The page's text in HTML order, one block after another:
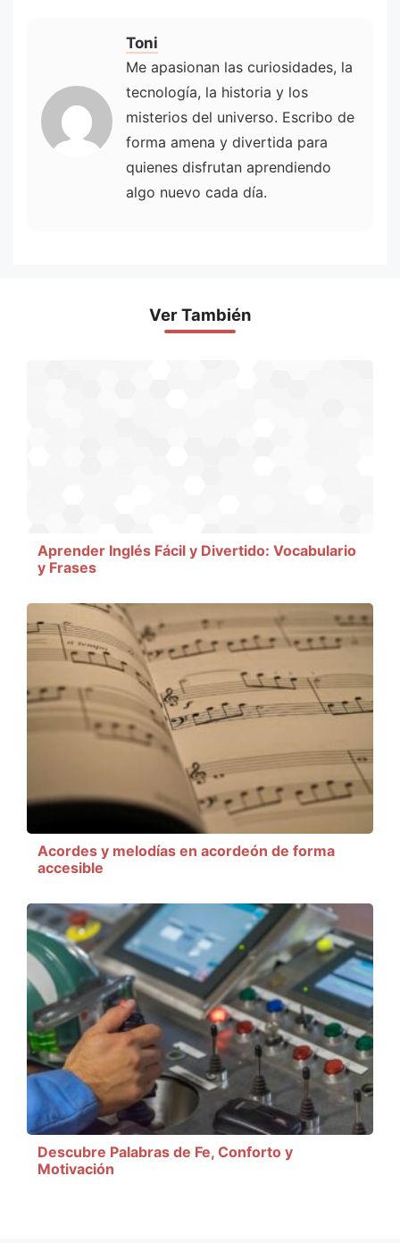
Toni
Me apasionan las curiosidades, la
tecnología, la historia y los
misterios del universo. Escribo de
forma amena y divertida para
quienes disfrutan aprendiendo
algo nuevo cada día.
Ver También
Aprender Inglés Fácil y Divertido: Vocabulario
y Frases
Acordes y melodías en acordeón de forma
accesible
Descubre Palabras de Fe, Conforto y
Motivación